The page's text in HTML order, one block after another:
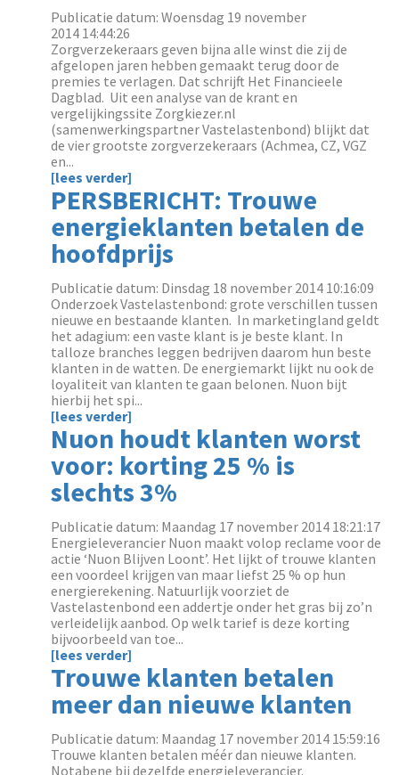
Publicatie datum: Woensdag 19 november
2014 14:44:26
Zorgverzekeraars geven bijna alle winst die zij de
afgelopen jaren hebben gemaakt terug door de
premies te verlagen. Dat schrijft Het Financieele
Dagblad. Uit een analyse van de krant en
vergelijkingssite Zorgkiezer.nl
(samenwerkingspartner Vastelastenbond) blijkt dat
de vier grootste zorgverzekeraars (Achmea, CZ, VGZ
en...
[lees verder]
PERSBERICHT: Trouwe
energieklanten betalen de
hoofdprijs
Publicatie datum: Dinsdag 18 november 2014 10:16:09
Onderzoek Vastelastenbond: grote verschillen tussen
nieuwe en bestaande klanten. In marketingland geldt
het adagium: een vaste klant is je beste klant. In
talloze branches leggen bedrijven daarom hun beste
klanten in de watten. De energiemarkt lijkt nu ook de
loyaliteit van klanten te gaan belonen. Nuon bijt
hierbij het spi...
[lees verder]
Nuon houdt klanten worst
voor: korting 25 % is
slechts 3%
Publicatie datum: Maandag 17 november 2014 18:21:17
Energieleverancier Nuon maakt volop reclame voor de
actie ‘Nuon Blijven Loont’. Het lijkt of trouwe klanten
een voordeel krijgen van maar liefst 25 % op hun
energierekening. Natuurlijk voorziet de
Vastelastenbond een addertje onder het gras bij zo’n
verleidelijk aanbod. Op welk tarief is deze korting
bijvoorbeeld van toe...
[lees verder]
Trouwe klanten betalen
meer dan nieuwe klanten
Publicatie datum: Maandag 17 november 2014 15:59:16
Trouwe klanten betalen méér dan nieuwe klanten.
Notabene bij dezelfde energieleverancier.